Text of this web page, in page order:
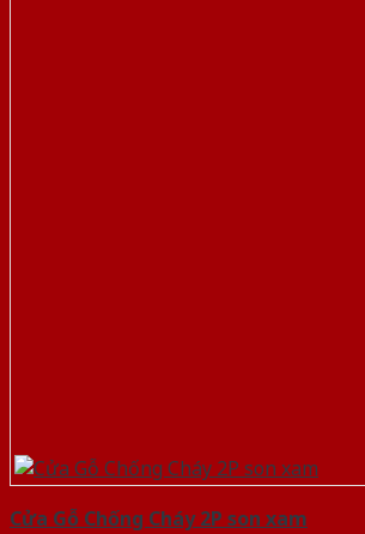
Cửa Gỗ Chống Cháy 2P son xam